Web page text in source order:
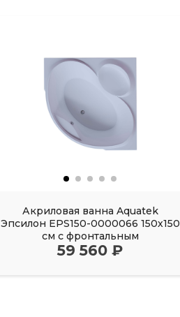
Акриловая ванна Aquatek
Эпсилон EPS150-0000066 150х150
см с фронтальным
59 560 ₽